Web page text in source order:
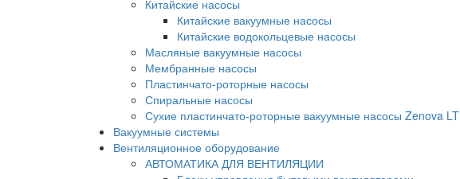
Китайские насосы
Китайские вакуумные насосы
Китайские водокольцевые насосы
Масляные вакуумные насосы
Мембранные насосы
Пластинчато-роторные насосы
Спиральные насосы
Сухие пластинчато-роторные вакуумные насосы Zenova LT
Вакуумные системы
Вентиляционное оборудование
АВТОМАТИКА ДЛЯ ВЕНТИЛЯЦИИ